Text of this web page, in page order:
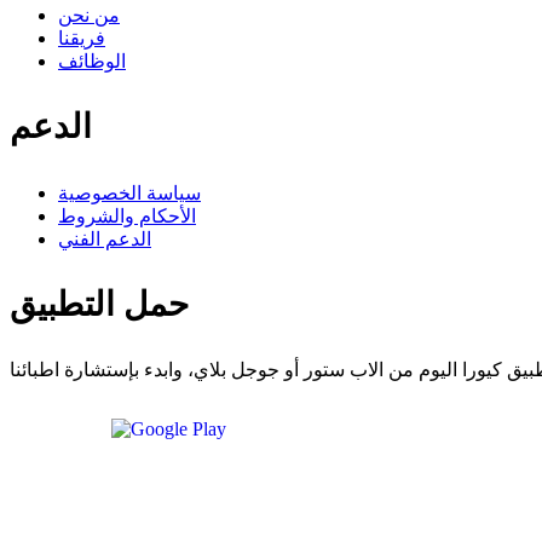
من نحن
فريقنا
الوظائف
الدعم
سياسة الخصوصية
الأحكام والشروط
الدعم الفني
حمل التطبيق